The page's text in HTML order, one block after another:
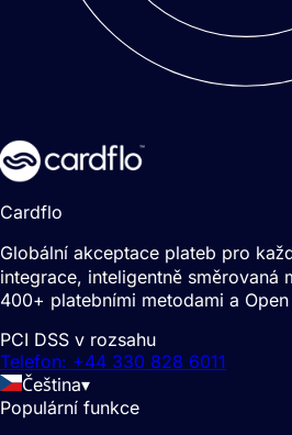
Cardflo
Globální akceptace plateb pro
integrace, inteligentně směrovaná
400+ platebními metodami a Open
PCI DSS v rozsahu
Telefon: +44 330 828 6011
Čeština▾
Populární funkce